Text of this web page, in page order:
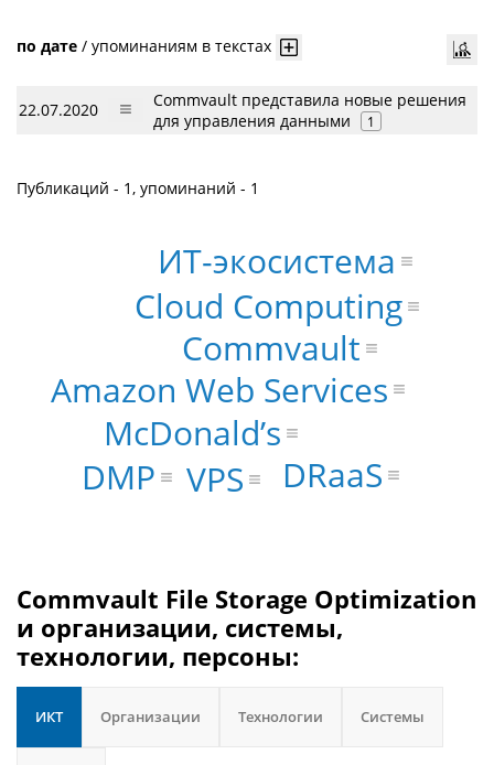
по дате / упоминаниям в текстах
22.07.2020
Commvault представила новые решения
для управления данными
1
Публикаций - 1, упоминаний - 1
Amazon Web Services
Commvault
McDonald’s
Cloud Computing
DMP VPS DRaaS
ИТ-экосистема
Commvault File Storage Optimization
и организации, системы,
технологии, персоны:
ИКТ Организации Технологии Системы